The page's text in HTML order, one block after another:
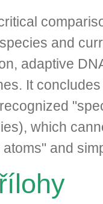
and
adaptive
It
which
and